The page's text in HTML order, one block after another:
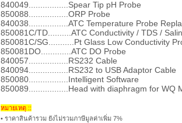
840049.................Spear Tip pH Probe
850088.................ORP Probe
840038.................ATC Temperature Probe
850081C/TD..........ATC Conductivity / TDS /
850081C/SG...........Pt Glass Low Conductivity
850081DO.............ATC DO Probe
840057.................RS232 Cable
840094.................RS232 to USB Adaptor Cable
850080.................Intelligent Software
850089.................Head with diaphragm for WQ
หมายเหตุ ::
• ราคาสินค้ารวม ยังไม่รวมภาษีมูลค่าเพิ่ม 7%